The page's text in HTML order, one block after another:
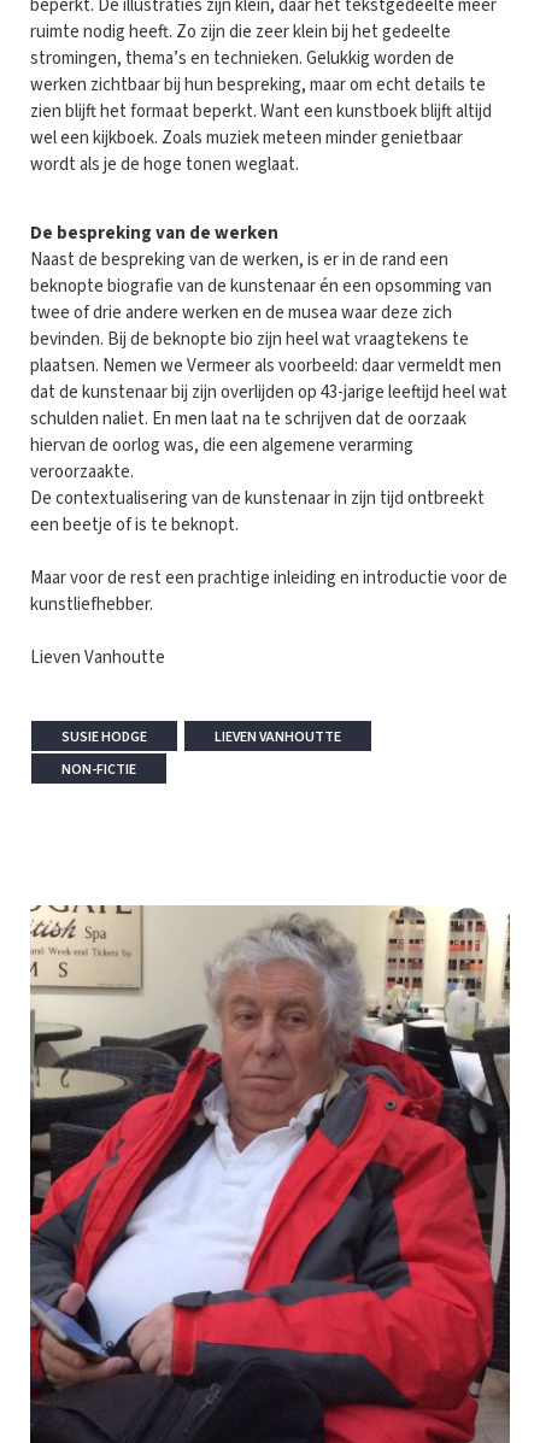
beperkt. De illustraties zijn klein, daar het tekstgedeelte meer
ruimte nodig heeft. Zo zijn die zeer klein bij het gedeelte
stromingen, thema’s en technieken. Gelukkig worden de
werken zichtbaar bij hun bespreking, maar om echt details te
zien blijft het formaat beperkt. Want een kunstboek blijft altijd
wel een kijkboek. Zoals muziek meteen minder genietbaar
wordt als je de hoge tonen weglaat.
De bespreking van de werken
Naast de bespreking van de werken, is er in de rand een
beknopte biografie van de kunstenaar én een opsomming van
twee of drie andere werken en de musea waar deze zich
bevinden. Bij de beknopte bio zijn heel wat vraagtekens te
plaatsen. Nemen we Vermeer als voorbeeld: daar vermeldt men
dat de kunstenaar bij zijn overlijden op 43-jarige leeftijd heel wat
schulden naliet. En men laat na te schrijven dat de oorzaak
hiervan de oorlog was, die een algemene verarming
veroorzaakte.
De contextualisering van de kunstenaar in zijn tijd ontbreekt
een beetje of is te beknopt.
Maar voor de rest een prachtige inleiding en introductie voor de
kunstliefhebber.
Lieven Vanhoutte
SUSIE HODGE
LIEVEN VANHOUTTE
NON-FICTIE